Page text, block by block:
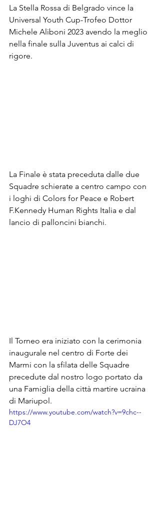
La Stella Rossa di Belgrado vince la
Universal Youth Cup-Trofeo Dottor
Michele Aliboni 2023 avendo la meglio
nella finale sulla Juventus ai calci di
rigore.
La Finale è stata preceduta dalle due
Squadre schierate a centro campo con
i loghi di Colors for Peace e Robert
F.Kennedy Human Rights Italia e dal
lancio di palloncini bianchi.
Il Torneo era iniziato con la cerimonia
inaugurale nel centro di Forte dei
Marmi con la sfilata delle Squadre
precedute dal nostro logo portato da
una Famiglia della città martire ucraina
di Mariupol.
https://www.youtube.com/watch?v=9chc--
DJ7O4